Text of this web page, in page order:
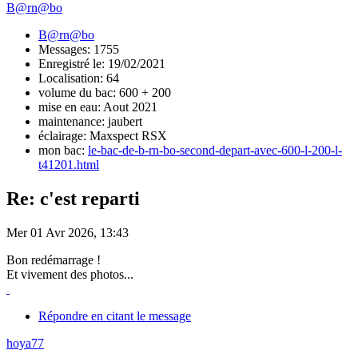
B@rn@bo
B@rn@bo
Messages: 1755
Enregistré le: 19/02/2021
Localisation: 64
volume du bac: 600 + 200
mise en eau: Aout 2021
maintenance: jaubert
éclairage: Maxspect RSX
mon bac: le-bac-de-b-rn-bo-second-depart-avec-600-l-200-l-
t41201.html
Re: c'est reparti
Mer 01 Avr 2026, 13:43
Bon redémarrage !
Et vivement des photos...
Répondre en citant le message
hoya77